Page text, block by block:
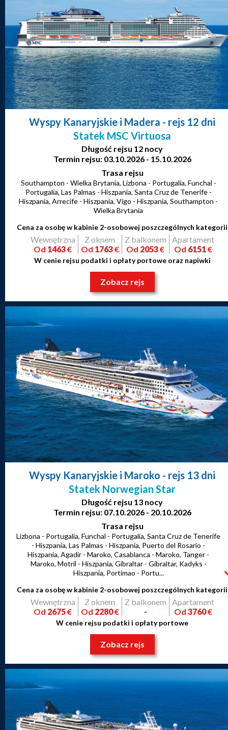
Wyspy Kanaryjskie i Madera - rejs 12 dni
Statek MSC Virtuosa
Długość rejsu 12 nocy
Termin rejsu: 03.10.2026 - 15.10.2026
Trasa rejsu
Southampton - Wielka Brytania, Lizbona - Portugalia, Funchal -
Portugalia, Las Palmas - Hiszpania, Santa Cruz de Tenerife -
Hiszpania, Arrecife - Hiszpania, Vigo - Hiszpania, Southampton -
Wielka Brytania
Cena za osobę w kabinie 2-osobowej poszczególnych kategorii
Wewnętrzna
Od 1463€
Z oknem
Od 1763€
Z balkonem
Od 2053€
Apartament
Od 6151 €
W cenie rejsu podatki i opłaty portowe oraz napiwki
Zobacz rejs
Wyspy Kanaryjskie i Maroko - rejs 13 dni
Statek Norwegian Star
Długość rejsu 13 nocy
Termin rejsu: 07.10.2026 - 20.10.2026
Trasa rejsu
Lizbona - Portugalia, Funchal - Portugalia, Santa Cruz de Tenerife
- Hiszpania, Las Palmas - Hiszpania, Puerto del Rosario -
Hiszpania, Agadir - Maroko, Casablanca - Maroko, Tanger -
Maroko, Motril - Hiszpania, Gibraltar - Gibraltar, Kadyks -
Hiszpania, Portimao - Portu...
Cena za osobę w kabinie 2-osobowej poszczególnych kategorii
Wewnętrzna
Od 2675€
Z oknem
Od 2280€
Z balkonem
-
Apartament
Od 3760€
W cenie rejsu podatki i opłaty portowe
Zobacz rejs